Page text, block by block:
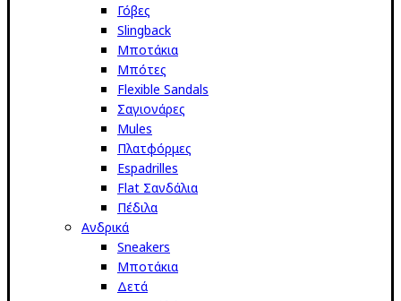
Γόβες
Slingback
Μποτάκια
Μπότες
Flexible Sandals
Σαγιονάρες
Mules
Πλατφόρμες
Espadrilles
Flat Σανδάλια
Πέδιλα
Ανδρικά
Sneakers
Μποτάκια
Δετά